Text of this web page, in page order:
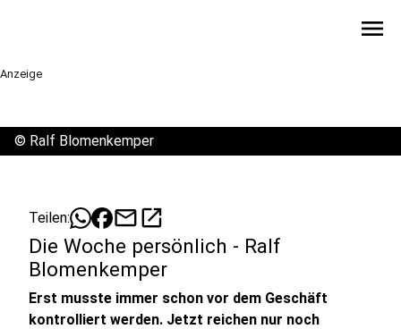
menu
Anzeige
© Ralf Blomenkemper
Teilen: mailopen_in_new
Die Woche persönlich - Ralf
Blomenkemper
Erst musste immer schon vor dem Geschäft
kontrolliert werden. Jetzt reichen nur noch